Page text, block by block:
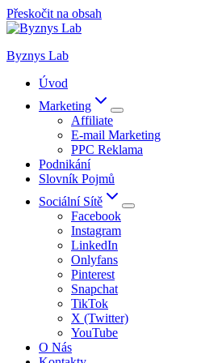
Přeskočit na obsah
Byznys Lab
Úvod
Marketing
Affiliate
E-mail Marketing
PPC Reklama
Podnikání
Slovník Pojmů
Sociální Sítě
Facebook
Instagram
LinkedIn
Onlyfans
Pinterest
Snapchat
TikTok
X (Twitter)
YouTube
O Nás